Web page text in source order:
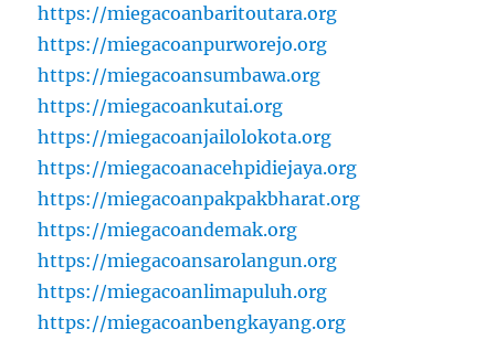
https://miegacoanbaritoutara.org
https://miegacoanpurworejo.org
https://miegacoansumbawa.org
https://miegacoankutai.org
https://miegacoanjailolokota.org
https://miegacoanacehpidiejaya.org
https://miegacoanpakpakbharat.org
https://miegacoandemak.org
https://miegacoansarolangun.org
https://miegacoanlimapuluh.org
https://miegacoanbengkayang.org